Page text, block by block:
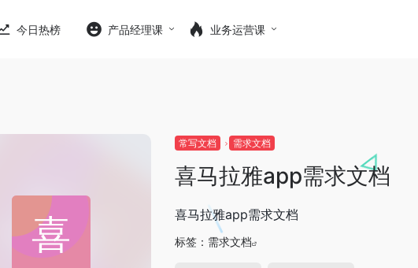
今日热榜 产品经理课 业务运营课
常写文档 需求文档
喜马拉雅app需求文档
喜马拉雅app需求文档
标签： 需求文档